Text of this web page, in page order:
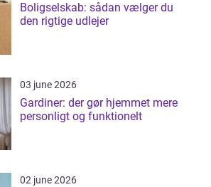
Boligselskab: sådan vælger du
den rigtige udlejer
03 june 2026
Gardiner: der gør hjemmet mere
personligt og funktionelt
02 june 2026